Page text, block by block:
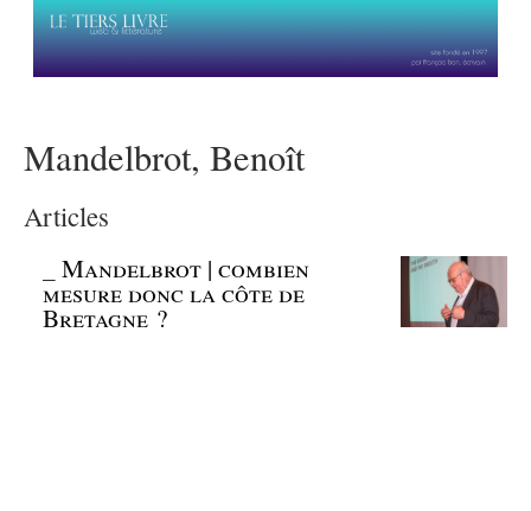
Mandelbrot, Benoît
Articles
_Mandelbrot | combien
mesure donc la côte de
Bretagne ?